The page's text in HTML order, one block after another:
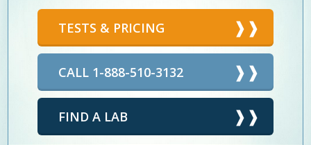
TESTS & PRICING
CALL 1-888-510-3132
FIND A LAB